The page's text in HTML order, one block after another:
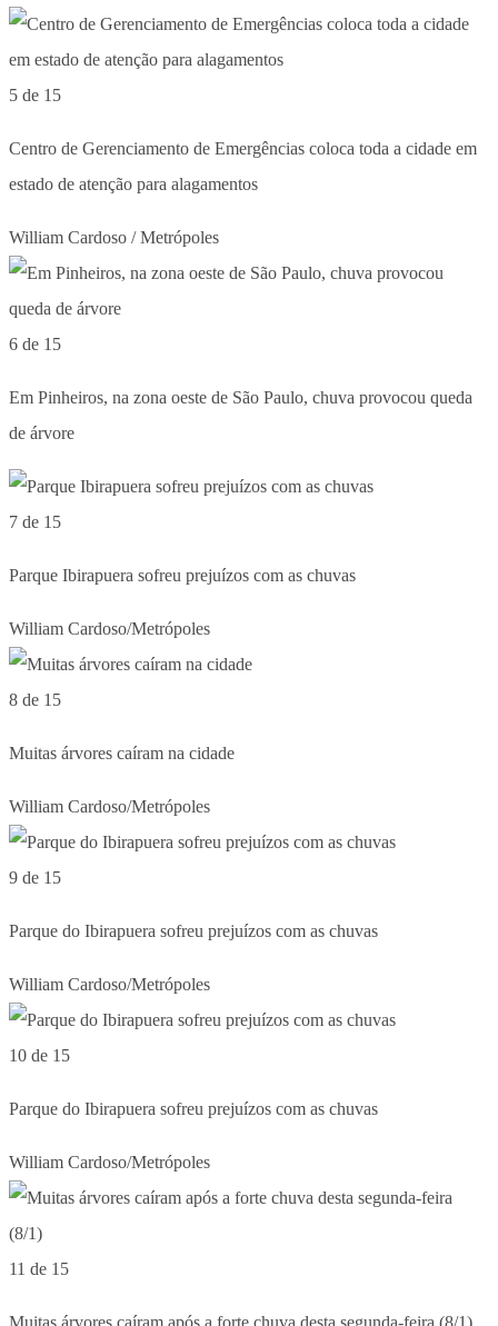
5 de 15
Centro de Gerenciamento de Emergências coloca toda a cidade em
estado de atenção para alagamentos
William Cardoso / Metrópoles
6 de 15
Em Pinheiros, na zona oeste de São Paulo, chuva provocou queda
de árvore
7 de 15
Parque Ibirapuera sofreu prejuízos com as chuvas
William Cardoso/Metrópoles
8 de 15
Muitas árvores caíram na cidade
William Cardoso/Metrópoles
9 de 15
Parque do Ibirapuera sofreu prejuízos com as chuvas
William Cardoso/Metrópoles
10 de 15
Parque do Ibirapuera sofreu prejuízos com as chuvas
William Cardoso/Metrópoles
11 de 15